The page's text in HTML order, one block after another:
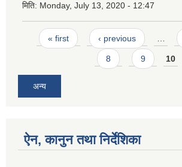
मिति: Monday, July 13, 2020 - 12:47
Pages
« first ‹ previous
8 9 10
अन्य
ऐन, कानुन तथा निर्देशिका